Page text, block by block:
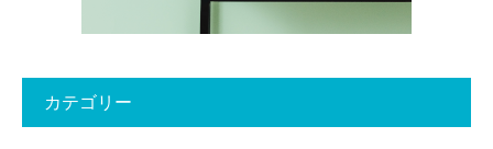
カテゴリー